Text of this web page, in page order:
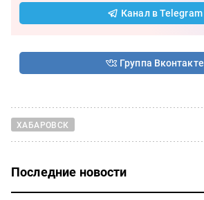
Канал в Telegram
Группа Вконтакте
ХАБАРОВСК
Последние новости